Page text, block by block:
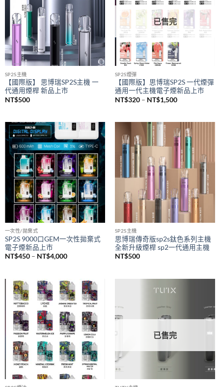
SP2S主機
【國際版】 思博瑞SP2S主機 一
代通用煙桿 新品上市
NT$500
已售完
SP2S煙彈
【國際版】思博瑞SP2S 一代煙彈
通用一代主機電子煙新品上市
NT$320 – NT$1,500價
到
NT$1,500
一次性/拋棄式
SP2S 9000口GEM一次性拋棄式
電子煙新品上市
NT$450 – NT$4,000價
NT$450
到
NT$4,000
SP2S主機
思博瑞傳奇版sp2s鈦色系列主機
全新升級煙桿 sp2一代通用主機
NT$500
已售完